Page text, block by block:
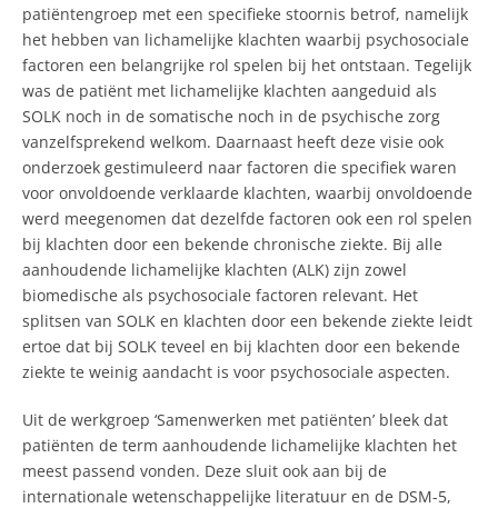
patiëntengroep met een specifieke stoornis betrof, namelijk
het hebben van lichamelijke klachten waarbij psychosociale
factoren een belangrijke rol spelen bij het ontstaan. Tegelijk
was de patiënt met lichamelijke klachten aangeduid als
SOLK noch in de somatische noch in de psychische zorg
vanzelfsprekend welkom. Daarnaast heeft deze visie ook
onderzoek gestimuleerd naar factoren die specifiek waren
voor onvoldoende verklaarde klachten, waarbij onvoldoende
werd meegenomen dat dezelfde factoren ook een rol spelen
bij klachten door een bekende chronische ziekte. Bij alle
aanhoudende lichamelijke klachten (ALK) zijn zowel
biomedische als psychosociale factoren relevant. Het
splitsen van SOLK en klachten door een bekende ziekte leidt
ertoe dat bij SOLK teveel en bij klachten door een bekende
ziekte te weinig aandacht is voor psychosociale aspecten.
Uit de werkgroep ‘Samenwerken met patiënten’ bleek dat
patiënten de term aanhoudende lichamelijke klachten het
meest passend vonden. Deze sluit ook aan bij de
internationale wetenschappelijke literatuur en de DSM-5,